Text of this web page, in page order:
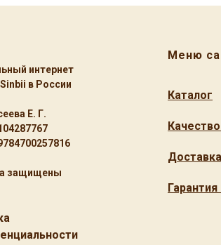
интернет
в России
Е. Г.
защищены
Меню
Каталог